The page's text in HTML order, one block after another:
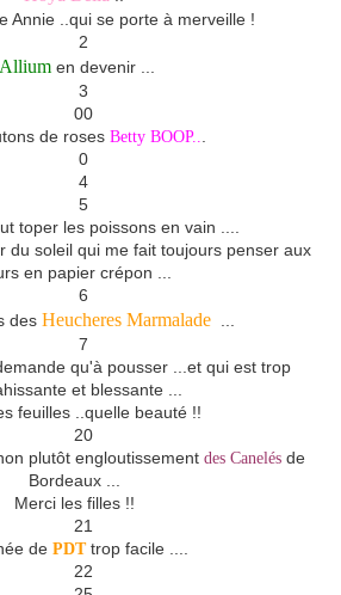
Annie ..qui se porte à merveille !
Alliumen devenir ...
de roses Betty BOOP..
toper les poissons en vain ....
du soleil qui me fait toujours penser aux
en papier crépon ...
desHeucheres Marmalade
qu'à pousser ...et qui est trop
et blessante ...
feuilles ..quelle beauté !!
plutôt engloutissementdes Canelés de
Bordeaux ...
Merci les filles !!
de PDTtrop facile ....